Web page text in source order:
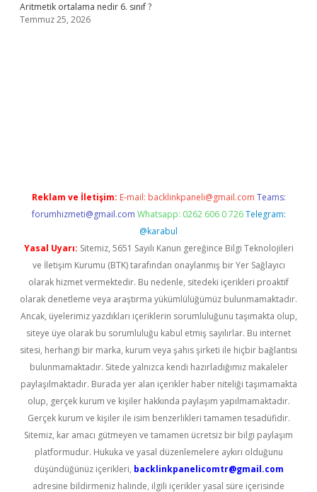
Aritmetik ortalama nedir 6. sınıf ?
Temmuz 25, 2026
Reklam ve İletişim: E-mail: backlinkpaneli@gmail.com Teams:
forumhizmeti@gmail.com Whatsapp: 0262 606 0 726 Telegram:
@karabul
Yasal Uyarı: Sitemiz, 5651 Sayılı Kanun gereğince Bilgi Teknolojileri
ve İletişim Kurumu (BTK) tarafından onaylanmış bir Yer Sağlayıcı
olarak hizmet vermektedir. Bu nedenle, sitedeki içerikleri proaktif
olarak denetleme veya araştırma yükümlülüğümüz bulunmamaktadır.
Ancak, üyelerimiz yazdıkları içeriklerin sorumluluğunu taşımakta olup,
siteye üye olarak bu sorumluluğu kabul etmiş sayılırlar. Bu internet
sitesi, herhangi bir marka, kurum veya şahıs şirketi ile hiçbir bağlantısı
bulunmamaktadır. Sitede yalnızca kendi hazırladığımız makaleler
paylaşılmaktadır. Burada yer alan içerikler haber niteliği taşımamakta
olup, gerçek kurum ve kişiler hakkında paylaşım yapılmamaktadır.
Gerçek kurum ve kişiler ile isim benzerlikleri tamamen tesadüfidir.
Sitemiz, kar amacı gütmeyen ve tamamen ücretsiz bir bilgi paylaşım
platformudur. Hukuka ve yasal düzenlemelere aykırı olduğunu
düşündüğünüz içerikleri, backlinkpanelicomtr@gmail.com
adresine bildirmeniz halinde, ilgili içerikler yasal süre içerisinde